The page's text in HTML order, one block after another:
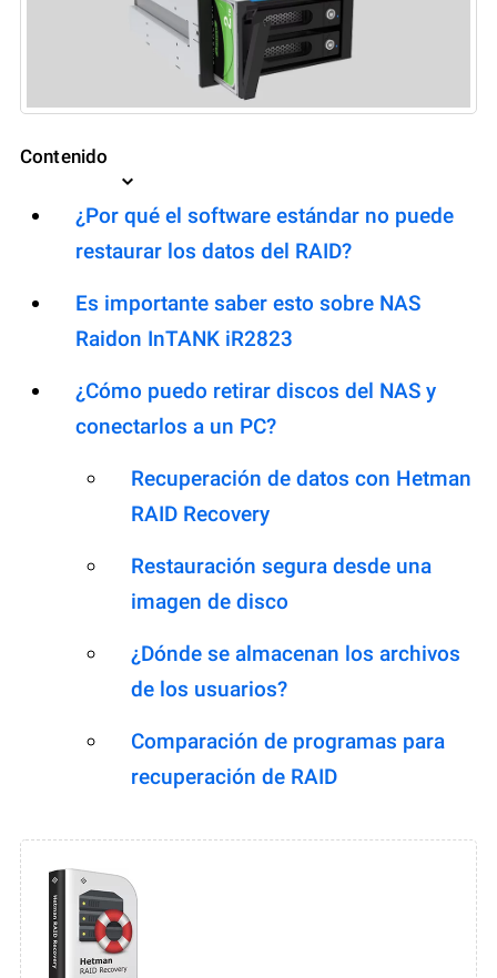
Contenido
¿Por qué el software estándar no puede
restaurar los datos del RAID?
Es importante saber esto sobre NAS
Raidon InTANK iR2823
¿Cómo puedo retirar discos del NAS y
conectarlos a un PC?
Recuperación de datos con Hetman
RAID Recovery
Restauración segura desde una
imagen de disco
¿Dónde se almacenan los archivos
de los usuarios?
Comparación de programas para
recuperación de RAID